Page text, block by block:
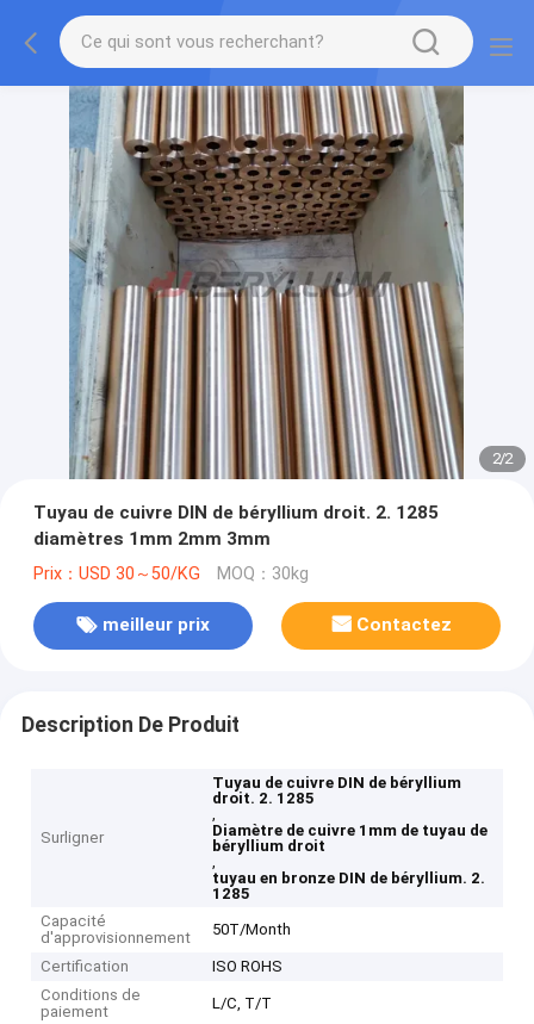
2/2
Tuyau de cuivre DIN de béryllium droit. 2. 1285
diamètres 1mm 2mm 3mm
Prix：USD 30～50/KG MOQ：30kg
meilleur prix Contactez
Description De Produit
Surligner
Tuyau de cuivre DIN de béryllium
droit. 2. 1285
,
Diamètre de cuivre 1mm de tuyau de
béryllium droit
,
tuyau en bronze DIN de béryllium. 2.
1285
Capacité
d'approvisionnement
50T/Month
Certification
ISO ROHS
Conditions de
paiement
L/C, T/T